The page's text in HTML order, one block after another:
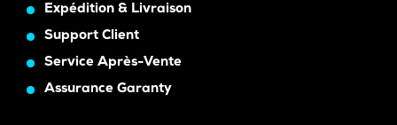
Expédition & Livraison
Support Client
Service Après-Vente
Assurance Garanty